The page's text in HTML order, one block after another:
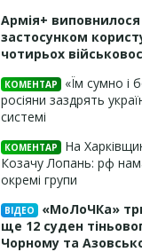
Армія+
застосунком
чотирьох
КОМЕНТАР
«Їм сумно і
росіяни заздрять
системі
КОМЕНТАР
На
Козачу Лопань: рф
окремі групи
ВІДЕО
«МоЛоЧКа»
ще 12 суден
Чорному та